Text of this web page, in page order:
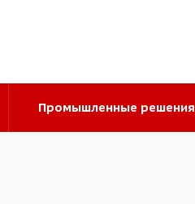
Промышленные решения